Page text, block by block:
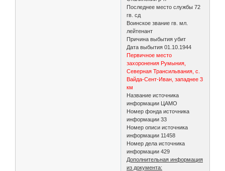
Последнее место службы 72
гв. сд
Воинское звание гв. мл.
лейтенант
Причина выбытия убит
Дата выбытия 01.10.1944
Первичное место
захоронения Румыния,
Северная Трансильвания, с.
Вайда-Сент-Иван, западнее 3
км
Название источника
информации ЦАМО
Номер фонда источника
информации 33
Номер описи источника
информации 11458
Номер дела источника
информации 429
Дополнительная информация
из документа: